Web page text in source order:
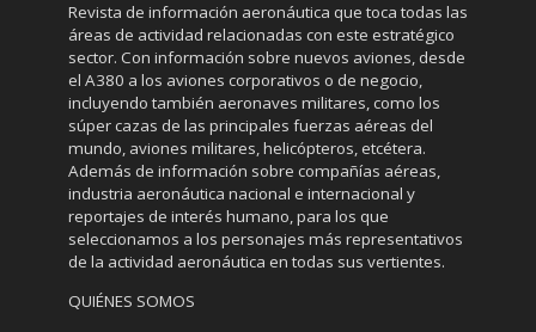
Revista de información aeronáutica que toca todas las
áreas de actividad relacionadas con este estratégico
sector. Con información sobre nuevos aviones, desde
el A380 a los aviones corporativos o de negocio,
incluyendo también aeronaves militares, como los
súper cazas de las principales fuerzas aéreas del
mundo, aviones militares, helicópteros, etcétera.
Además de información sobre compañías aéreas,
industria aeronáutica nacional e internacional y
reportajes de interés humano, para los que
seleccionamos a los personajes más representativos
de la actividad aeronáutica en todas sus vertientes.
QUIÉNES SOMOS